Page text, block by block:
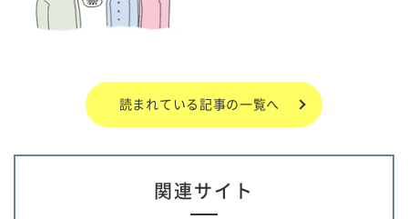
読まれている記事の一覧へ
関連サイト